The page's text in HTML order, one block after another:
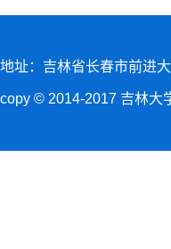
地址：吉林省长春市前进
copy © 2014-2017 吉林大